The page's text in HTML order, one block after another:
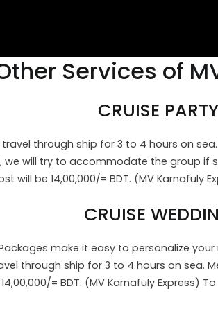
Services of
CRUISE PARTY
travel through ship for 3 to 4 hours on
will try to accommodate the group
be 14,00,000/= BDT. (MV Karnafuly
CRUISE
make it easy to personalize
through ship for 3 to 4 hours on sea.
= BDT. (MV Karnafuly Express)